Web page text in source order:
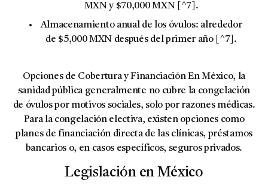
MXN y $70,000 MXN [^7].
Almacenamiento anual de los óvulos: alrededor
de $5,000 MXN después del primer año [^7].
Opciones de Cobertura y FinanciaciónEn México, la
sanidad pública generalmente no cubre la congelación
de óvulos por motivos sociales, solo por razones médicas.
Para la congelación electiva, existen opciones como
planes de financiación directa de las clínicas, préstamos
bancarios o, en casos específicos, seguros privados.
Legislación en México